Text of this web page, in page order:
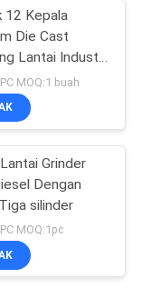
12 Kepala
Die Cast
Lantai Industri
MOQ:1 buah
Grinder
Dengan
silinder
MOQ:1pc